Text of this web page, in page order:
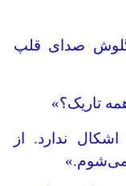
صدای قلپ
تاریک؟»
ندارد. از
می‌شوم.»